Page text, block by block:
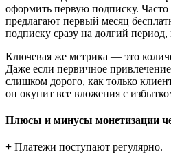
оформить первую подписку.
предлагают первый месяц
подписку сразу на долгий
Ключевая же метрика — это
Даже если первичное
слишком дорого, как только
он окупит все вложения с
Плюсы и минусы монетизации
+ Платежи поступают регулярно.